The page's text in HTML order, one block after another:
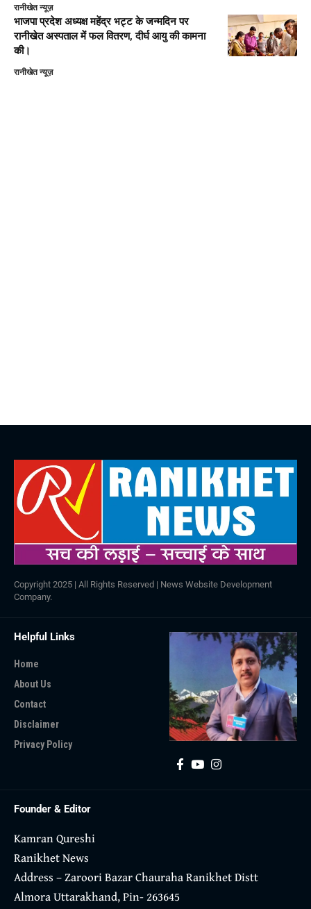
रानीखेत न्यूज़
भाजपा प्रदेश अध्यक्ष महेंद्र भट्ट के जन्मदिन पर
रानीखेत अस्पताल में फल वितरण, दीर्घ आयु की कामना
की।
रानीखेत न्यूज़
Copyright 2025 | All Rights Reserved | News Website Development
Company.
Helpful Links
Home
About Us
Contact
Disclaimer
Privacy Policy
Founder & Editor
Kamran Qureshi
Ranikhet News
Address – Zaroori Bazar Chauraha Ranikhet Distt
Almora Uttarakhand, Pin- 263645